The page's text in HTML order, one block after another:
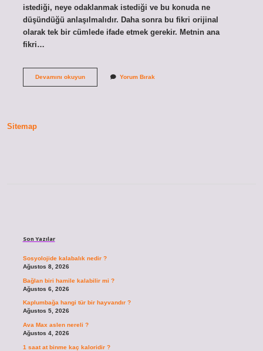
istediği, neye odaklanmak istediği ve bu konuda ne
düşündüğü anlaşılmalıdır. Daha sonra bu fikri orijinal
olarak tek bir cümlede ifade etmek gerekir. Metnin ana
fikri…
Devamını okuyunMetinde
Yorum Bırak
Sitemap
Son Yazılar
Sosyolojide kalabalık nedir ?
Ağustos 8, 2026
Bağlan biri hamile kalabilir mi ?
Ağustos 6, 2026
Kaplumbağa hangi tür bir hayvandır ?
Ağustos 5, 2026
Ava Max aslen nereli ?
Ağustos 4, 2026
1 saat at binme kaç kaloridir ?